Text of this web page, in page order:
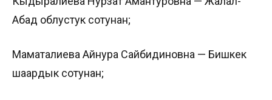
Абад облустук сотунан;
Маматалиева Айнура Сайбидиновна — Бишкек
шаардык сотунан;